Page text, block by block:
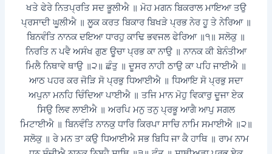
ਖਤੇ ਫੇਰੇ ਨਿਤਪ੍ਰਤਿ ਸਦ ਭੂਲੀਐ ॥ ਮੋਹ ਮਗਨ ਬਿਕਰਾਲ ਮਾਇਆ ਤਉ
ਪ੍ਰਸਾਦੀ ਘੂਲੀਐ ॥ ਲੂਕ ਕਰਤ ਬਿਕਾਰ ਬਿਖੜੇ ਪ੍ਰਭ ਨੇਰ ਹੂ ਤੇ ਨੇਰਿਆ ॥
ਬਿਨਵੰਤਿ ਨਾਨਕ ਦਇਆ ਧਾਰਹੁ ਕਾਢਿ ਭਵਜਲ ਫੇਰਿਆ ॥੧॥ ਸਲੋਕੁ ॥
ਨਿਰਤਿ ਨ ਪਵੈ ਅਸੰਖ ਗੁਣ ਊਚਾ ਪ੍ਰਭ ਕਾ ਨਾਉ ॥ ਨਾਨਕ ਕੀ ਬੇਨੰਤੀਆ
ਮਿਲੈ ਨਿਥਾਵੇ ਥਾਉ ॥੨॥ ਛੰਤੁ ॥ ਦੂਸਰ ਨਾਹੀ ਠਾਉ ਕਾ ਪਹਿ ਜਾਈਐ ॥
ਆਠ ਪਹਰ ਕਰ ਜੋੜਿ ਸੋ ਪ੍ਰਭੁ ਧਿਆਈਐ ॥ ਧਿਆਇ ਸੋ ਪ੍ਰਭੁ ਸਦਾ
ਅਪੁਨਾ ਮਨਹਿ ਚਿੰਦਿਆ ਪਾਈਐ ॥ ਤਜਿ ਮਾਨ ਮੋਹੁ ਵਿਕਾਰੁ ਦੂਜਾ ਏਕ
ਸਿਉ ਲਿਵ ਲਾਈਐ ॥ ਅਰਪਿ ਮਨੁ ਤਨੁ ਪ੍ਰਭੂ ਆਗੈ ਆਪੁ ਸਗਲ
ਮਿਟਾਈਐ ॥ ਬਿਨਵੰਤਿ ਨਾਨਕੁ ਧਾਰਿ ਕਿਰਪਾ ਸਾਚਿ ਨਾਮਿ ਸਮਾਈਐ ॥੨॥
ਸਲੋਕੁ ॥ ਰੇ ਮਨ ਤਾ ਕਉ ਧਿਆਈਐ ਸਭ ਬਿਧਿ ਜਾ ਕੈ ਹਾਥਿ ॥ ਰਾਮ ਨਾਮ